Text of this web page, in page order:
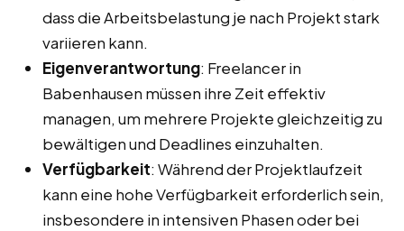
dass die Arbeitsbelastung je nach Projekt stark
variieren kann.
Eigenverantwortung: Freelancer in
Babenhausen müssen ihre Zeit effektiv
managen, um mehrere Projekte gleichzeitig zu
bewältigen und Deadlines einzuhalten.
Verfügbarkeit: Während der Projektlaufzeit
kann eine hohe Verfügbarkeit erforderlich sein,
insbesondere in intensiven Phasen oder bei